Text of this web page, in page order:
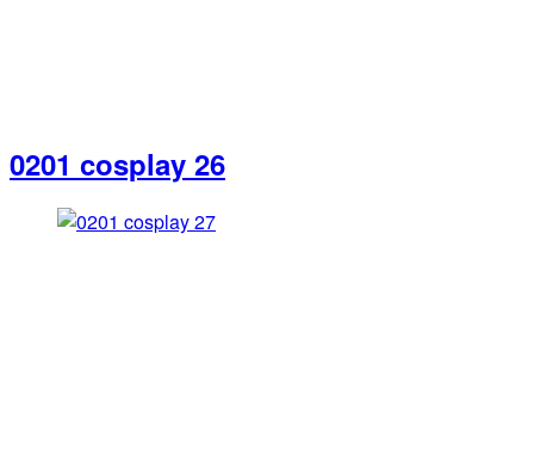
0201 cosplay 26